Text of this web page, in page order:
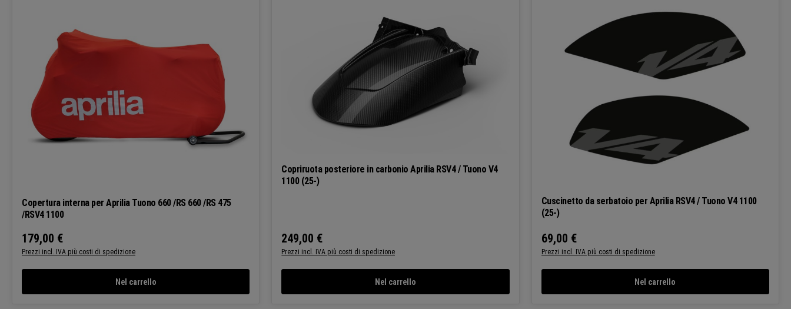
Copertura interna per Aprilia Tuono 660 /RS 660 /RS 475
/RSV4 1100
Prezzo normale:
179,00 €
Prezzi incl. IVA più costi di spedizione
Nel carrello
Copriruota posteriore in carbonio Aprilia RSV4 / Tuono V4
1100 (25-)
Prezzo normale:
249,00 €
Prezzi incl. IVA più costi di spedizione
Nel carrello
Cuscinetto da serbatoio per Aprilia RSV4 / Tuono V4 1100
(25-)
Prezzo normale:
69,00 €
Prezzi incl. IVA più costi di spedizione
Nel carrello